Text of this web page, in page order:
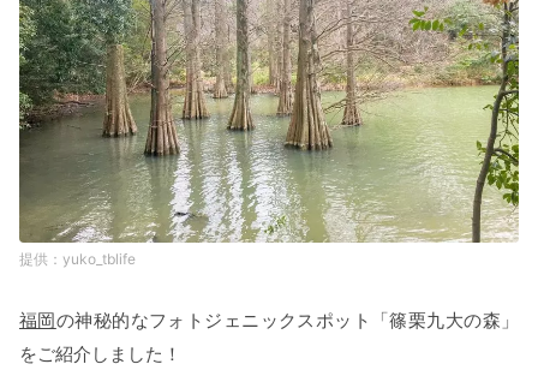
yuko_tblife
福岡の神秘的なフォトジェニックスポット「篠栗九大の森」
をご紹介しました！